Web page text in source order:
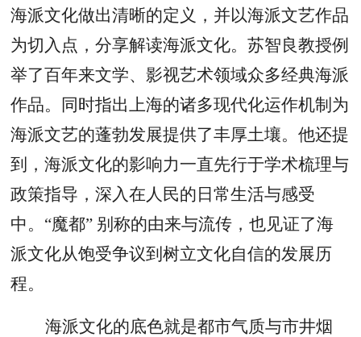
海派文化做出清晰的定义，并以海派文艺作品
为切入点，分享解读海派文化。苏智良教授例
举了百年来文学、影视艺术领域众多经典海派
作品。同时指出上海的诸多现代化运作机制为
海派文艺的蓬勃发展提供了丰厚土壤。他还提
到，海派文化的影响力一直先行于学术梳理与
政策指导，深入在人民的日常生活与感受
中。 “魔都” 别称的由来与流传，也见证了海
派文化从饱受争议到树立文化自信的发展历
程。
海派文化的底色就是都市气质与市井烟